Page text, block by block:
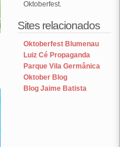
Oktoberfest.
Sites relacionados
Oktoberfest Blumenau
Luiz Cé Propaganda
Parque Vila Germânica
Oktober Blog
Blog Jaime Batista